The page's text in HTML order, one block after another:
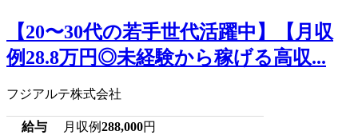
【20〜30代の若手世代活躍中】【月収
例28.8万円◎未経験から稼げる高収...
フジアルテ株式会社
給与 月収例288,000円